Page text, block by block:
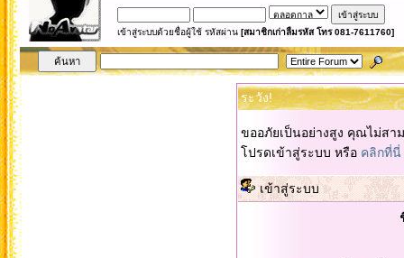
เข้าสู่ระบบด้วยชื่อผู้ใช้ รหัสผ่าน [สมาชิกเก่าลืมรหัส โทร 081-7611760]
ระวัง!
ขออภัยเป็นอย่างสูง คุณไม่ส
โปรดเข้าสู่ระบบ หรือ คลิกที่นี่
เข้าสู่ระบบ